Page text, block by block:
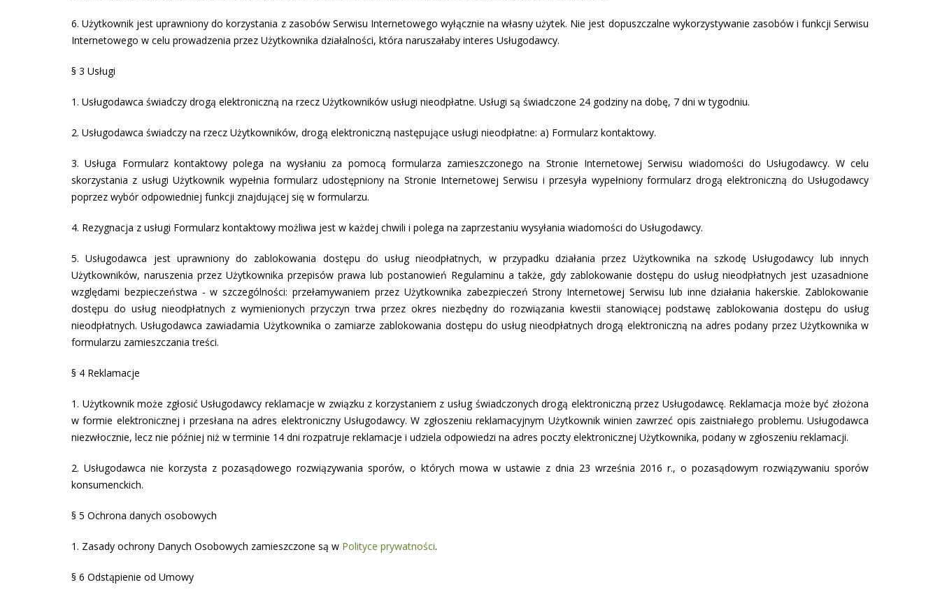
6. Użytkownik jest uprawniony do korzystania z zasobów Serwisu Internetowego wyłącznie na własny użytek. Nie jest dopuszczalne wykorzystywanie zasobów i funkcji Serwisu
Internetowego w celu prowadzenia przez Użytkownika działalności, która naruszałaby interes Usługodawcy.
§ 3 Usługi
1. Usługodawca świadczy drogą elektroniczną na rzecz Użytkowników usługi nieodpłatne. Usługi są świadczone 24 godziny na dobę, 7 dni w tygodniu.
2. Usługodawca świadczy na rzecz Użytkowników, drogą elektroniczną następujące usługi nieodpłatne: a) Formularz kontaktowy.
3. Usługa Formularz kontaktowy polega na wysłaniu za pomocą formularza zamieszczonego na Stronie Internetowej Serwisu wiadomości do Usługodawcy. W celu
skorzystania z usługi Użytkownik wypełnia formularz udostępniony na Stronie Internetowej Serwisu i przesyła wypełniony formularz drogą elektroniczną do Usługodawcy
poprzez wybór odpowiedniej funkcji znajdującej się w formularzu.
4. Rezygnacja z usługi Formularz kontaktowy możliwa jest w każdej chwili i polega na zaprzestaniu wysyłania wiadomości do Usługodawcy.
5. Usługodawca jest uprawniony do zablokowania dostępu do usług nieodpłatnych, w przypadku działania przez Użytkownika na szkodę Usługodawcy lub innych
Użytkowników, naruszenia przez Użytkownika przepisów prawa lub postanowień Regulaminu a także, gdy zablokowanie dostępu do usług nieodpłatnych jest uzasadnione
względami bezpieczeństwa - w szczególności: przełamywaniem przez Użytkownika zabezpieczeń Strony Internetowej Serwisu lub inne działania hakerskie. Zablokowanie
dostępu do usług nieodpłatnych z wymienionych przyczyn trwa przez okres niezbędny do rozwiązania kwestii stanowiącej podstawę zablokowania dostępu do usług
nieodpłatnych. Usługodawca zawiadamia Użytkownika o zamiarze zablokowania dostępu do usług nieodpłatnych drogą elektroniczną na adres podany przez Użytkownika w
formularzu zamieszczania treści.
§ 4 Reklamacje
1. Użytkownik może zgłosić Usługodawcy reklamacje w związku z korzystaniem z usług świadczonych drogą elektroniczną przez Usługodawcę. Reklamacja może być złożona
w formie elektronicznej i przesłana na adres elektroniczny Usługodawcy. W zgłoszeniu reklamacyjnym Użytkownik winien zawrzeć opis zaistniałego problemu. Usługodawca
niezwłocznie, lecz nie później niż w terminie 14 dni rozpatruje reklamacje i udziela odpowiedzi na adres poczty elektronicznej Użytkownika, podany w zgłoszeniu reklamacji.
2. Usługodawca nie korzysta z pozasądowego rozwiązywania sporów, o których mowa w ustawie z dnia 23 września 2016 r., o pozasądowym rozwiązywaniu sporów
konsumenckich.
§ 5 Ochrona danych osobowych
1. Zasady ochrony Danych Osobowych zamieszczone są w Polityce prywatności.
§ 6 Odstąpienie od Umowy